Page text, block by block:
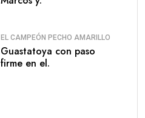
EL CAMPEÓN PECHO AMARILLO
Guastatoya con paso
firme en el.